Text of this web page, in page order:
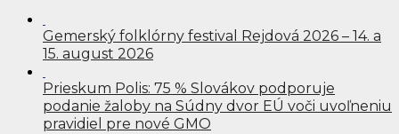
Gemerský folklórny festival Rejdová 2026 – 14. a
15. august 2026
Prieskum Polis: 75 % Slovákov podporuje
podanie žaloby na Súdny dvor EÚ voči uvoľneniu
pravidiel pre nové GMO